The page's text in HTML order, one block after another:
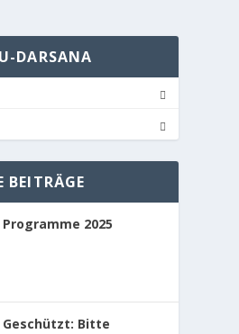
DARSANA
BEITRÄGE
Programme 2025
Geschützt: Bitte